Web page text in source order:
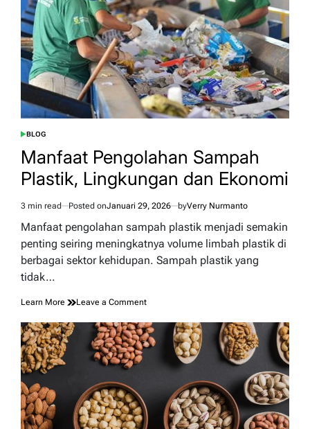
POSTED
BLOG
Manfaat Pengolahan Sampah
Plastik, Lingkungan dan Ekonomi
Estimated
read
3 min read Posted onJanuari 29, 2026 byVerry Nurmanto
Manfaat pengolahan sampah plastik menjadi semakin
penting seiring meningkatnya volume limbah plastik di
berbagai sektor kehidupan. Sampah plastik yang
tidak…
Learn More Leave a Commenton
Pengolahan
Sampah
Plastik,
Lingkungan
Ekonomi